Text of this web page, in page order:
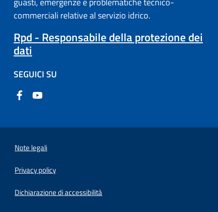
commerciali relative al servizio idrico.
Rpd - Responsabile della protezione dei
dati
SEGUICI SU
Note legali
Privacy policy
Dichiarazione di accessibilità